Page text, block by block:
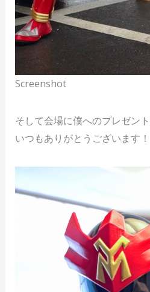
Screenshot
そして会場に僕へのプレゼン
いつもありがとうございます！